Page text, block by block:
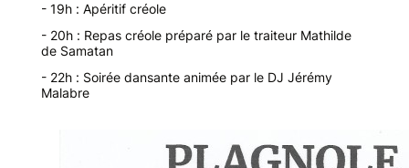
- 19h : Apéritif créole
- 20h : Repas créole préparé par le traiteur Mathilde
de Samatan
- 22h : Soirée dansante animée par le DJ Jérémy
Malabre